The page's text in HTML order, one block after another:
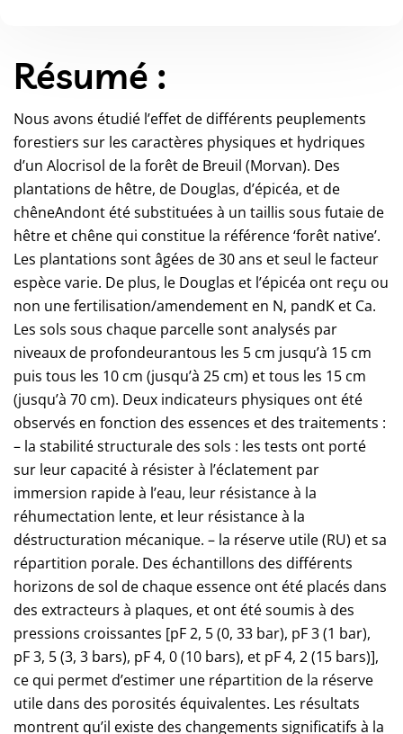
Résumé :
Nous avons étudié l’effet de différents peuplements
forestiers sur les caractères physiques et hydriques
d’un Alocrisol de la forêt de Breuil (Morvan). Des
plantations de hêtre, de Douglas, d’épicéa, et de
chêneAndont été substituées à un taillis sous futaie de
hêtre et chêne qui constitue la référence ‘forêt native’.
Les plantations sont âgées de 30 ans et seul le facteur
espèce varie. De plus, le Douglas et l’épicéa ont reçu ou
non une fertilisation/amendement en N, pandK et Ca.
Les sols sous chaque parcelle sont analysés par
niveaux de profondeurantous les 5 cm jusqu’à 15 cm
puis tous les 10 cm (jusqu’à 25 cm) et tous les 15 cm
(jusqu’à 70 cm). Deux indicateurs physiques ont été
observés en fonction des essences et des traitements :
– la stabilité structurale des sols : les tests ont porté
sur leur capacité à résister à l’éclatement par
immersion rapide à l’eau, leur résistance à la
réhumectation lente, et leur résistance à la
déstructuration mécanique. – la réserve utile (RU) et sa
répartition porale. Des échantillons des différents
horizons de sol de chaque essence ont été placés dans
des extracteurs à plaques, et ont été soumis à des
pressions croissantes [pF 2, 5 (0, 33 bar), pF 3 (1 bar),
pF 3, 5 (3, 3 bars), pF 4, 0 (10 bars), et pF 4, 2 (15 bars)],
ce qui permet d’estimer une répartition de la réserve
utile dans des porosités équivalentes. Les résultats
montrent qu’il existe des changements significatifs à la